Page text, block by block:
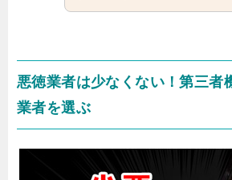
悪徳業者は少なくない！第三者
業者を選ぶ